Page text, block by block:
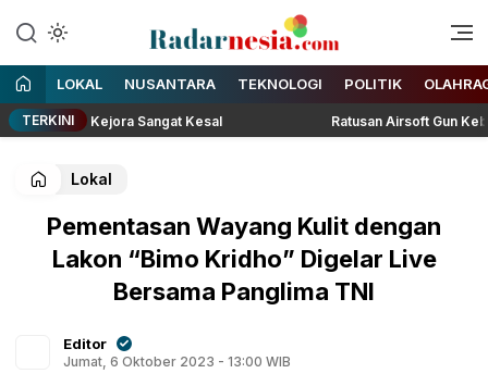
Radarnesia
Enak Dibaca
LOKAL NUSANTARA TEKNOLOGI POLITIK
TERKINI
Kejora Sangat Kesal Ratusan Airsoft Gun Kebayoran
Lokal
Pementasan Wayang Kulit dengan
Lakon “Bimo Kridho” Digelar Live
Bersama Panglima TNI
Editor
Jumat, 6 Oktober 2023 - 13:00 WIB